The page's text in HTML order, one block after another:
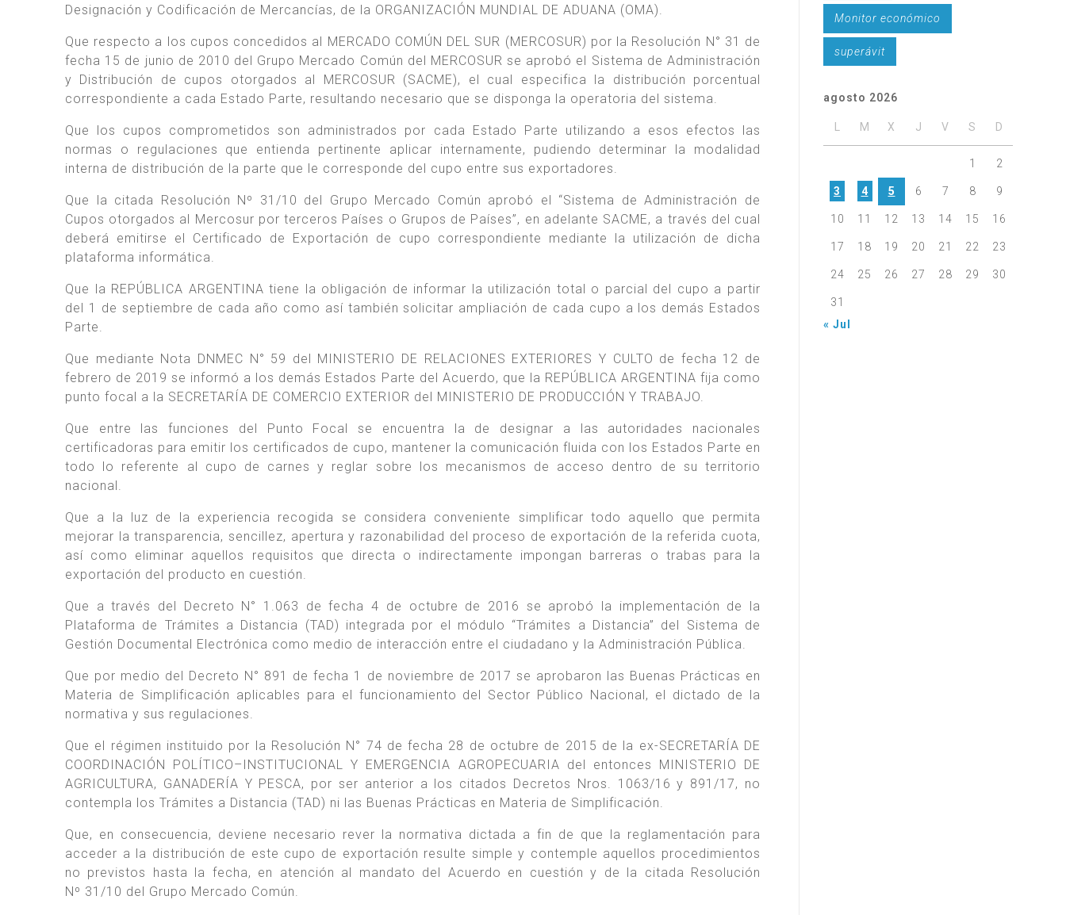
Designación y Codificación de Mercancías, de la ORGANIZACIÓN MUNDIAL DE ADUANA (OMA).
Que respecto a los cupos concedidos al MERCADO COMÚN DEL SUR (MERCOSUR) por la Resolución N° 31 de
fecha 15 de junio de 2010 del Grupo Mercado Común del MERCOSUR se aprobó el Sistema de Administración
y Distribución de cupos otorgados al MERCOSUR (SACME), el cual especifica la distribución porcentual
correspondiente a cada Estado Parte, resultando necesario que se disponga la operatoria del sistema.
Que los cupos comprometidos son administrados por cada Estado Parte utilizando a esos efectos las
normas o regulaciones que entienda pertinente aplicar internamente, pudiendo determinar la modalidad
interna de distribución de la parte que le corresponde del cupo entre sus exportadores.
Que la citada Resolución Nº 31/10 del Grupo Mercado Común aprobó el “Sistema de Administración de
Cupos otorgados al Mercosur por terceros Países o Grupos de Países”, en adelante SACME, a través del cual
deberá emitirse el Certificado de Exportación de cupo correspondiente mediante la utilización de dicha
plataforma informática.
Que la REPÚBLICA ARGENTINA tiene la obligación de informar la utilización total o parcial del cupo a partir
del 1 de septiembre de cada año como así también solicitar ampliación de cada cupo a los demás Estados
Parte.
Que mediante Nota DNMEC N° 59 del MINISTERIO DE RELACIONES EXTERIORES Y CULTO de fecha 12 de
febrero de 2019 se informó a los demás Estados Parte del Acuerdo, que la REPÚBLICA ARGENTINA fija como
punto focal a la SECRETARÍA DE COMERCIO EXTERIOR del MINISTERIO DE PRODUCCIÓN Y TRABAJO.
Que entre las funciones del Punto Focal se encuentra la de designar a las autoridades nacionales
certificadoras para emitir los certificados de cupo, mantener la comunicación fluida con los Estados Parte en
todo lo referente al cupo de carnes y reglar sobre los mecanismos de acceso dentro de su territorio
nacional.
Que a la luz de la experiencia recogida se considera conveniente simplificar todo aquello que permita
mejorar la transparencia, sencillez, apertura y razonabilidad del proceso de exportación de la referida cuota,
así como eliminar aquellos requisitos que directa o indirectamente impongan barreras o trabas para la
exportación del producto en cuestión.
Que a través del Decreto N° 1.063 de fecha 4 de octubre de 2016 se aprobó la implementación de la
Plataforma de Trámites a Distancia (TAD) integrada por el módulo “Trámites a Distancia” del Sistema de
Gestión Documental Electrónica como medio de interacción entre el ciudadano y la Administración Pública.
Que por medio del Decreto N° 891 de fecha 1 de noviembre de 2017 se aprobaron las Buenas Prácticas en
Materia de Simplificación aplicables para el funcionamiento del Sector Público Nacional, el dictado de la
normativa y sus regulaciones.
Que el régimen instituido por la Resolución N° 74 de fecha 28 de octubre de 2015 de la ex-SECRETARÍA DE
COORDINACIÓN POLÍTICO–INSTITUCIONAL Y EMERGENCIA AGROPECUARIA del entonces MINISTERIO DE
AGRICULTURA, GANADERÍA Y PESCA, por ser anterior a los citados Decretos Nros. 1063/16 y 891/17, no
contempla los Trámites a Distancia (TAD) ni las Buenas Prácticas en Materia de Simplificación.
Que, en consecuencia, deviene necesario rever la normativa dictada a fin de que la reglamentación para
acceder a la distribución de este cupo de exportación resulte simple y contemple aquellos procedimientos
no previstos hasta la fecha, en atención al mandato del Acuerdo en cuestión y de la citada Resolución
Nº 31/10 del Grupo Mercado Común.
Monitor económico
superávit
agosto 2026
M X J V S D
1 2
3 4 5 6 7 8 9
10 11 12 13 14 15 16
17 18 19 20 21 22 23
24 25 26 27 28 29 30
31
« Jul